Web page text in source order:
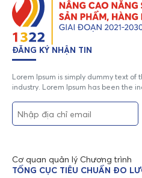
ĐĂNG KÝ NHẬN TIN
Lorem Ipsum is simply dummy text
industry. Lorem Ipsum has been the
Cơ quan quản lý Chương trình
TỔNG CỤC TIÊU CHUẨN ĐO